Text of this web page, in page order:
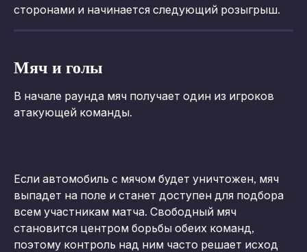
сторонами и начинается следующий розыгрыш.
Мяч и голы
В начале раунда мяч получает один из игроков
атакующей команды.
Если автомобиль с мячом будет уничтожен, мяч
выпадет на поле и станет доступен для подбора
всем участникам матча. Свободный мяч
становится центром борьбы обеих команд,
поэтому контроль над ним часто решает исход